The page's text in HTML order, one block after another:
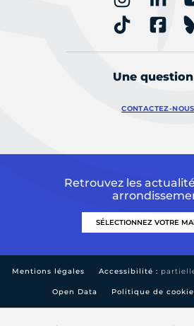
Une
CONTACTEZ-NOUS
Retrouvez les
Mentions légales Accessibilité :
Open Data Politique de